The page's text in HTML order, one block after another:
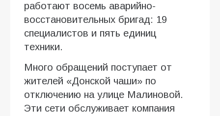
работают восемь аварийно-
восстановительных бригад: 19
специалистов и пять единиц
техники.
Много обращений поступает от
жителей «Донской чаши» по
отключению на улице Малиновой.
Эти сети обслуживает компания